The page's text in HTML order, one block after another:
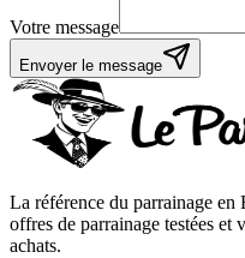
Votre message
Envoyer le message
La référence du parrainage en
offres de parrainage testées et
achats.